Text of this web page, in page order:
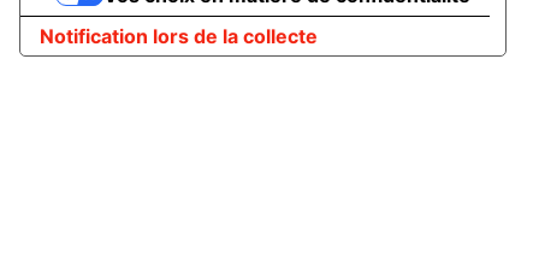
Notification lors de la collecte